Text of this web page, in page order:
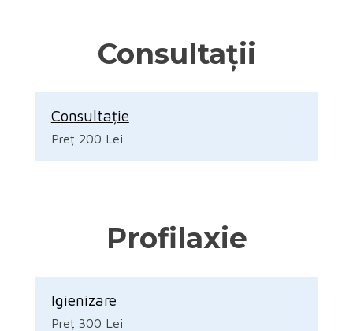
Consultații
Consultație
Preț 200 Lei
Profilaxie
Igienizare
Preț 300 Lei